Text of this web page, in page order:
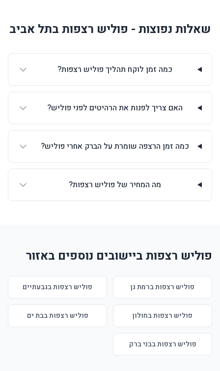
שאלות נפוצות - פוליש רצפות בתל אביב
כמה זמן לוקח תהליך פוליש רצפות?
האם צריך לפנות את הרהיטים לפני פוליש?
כמה זמן הרצפה שומרת על הברק אחרי פוליש?
מה המחיר של פוליש רצפות?
פוליש רצפות ביישובים נוספים באזור
פוליש רצפות ברמת גן פוליש רצפות בגבעתיים
פוליש רצפות בחולון פוליש רצפות בבת ים
פוליש רצפות בבני ברק